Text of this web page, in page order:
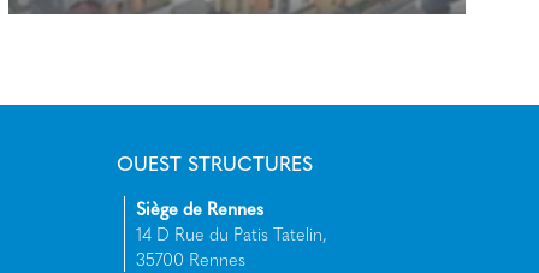
Port Malo SAINT-MALO (35)
OUEST STRUCTURES
Siège de Rennes
14 D Rue du Patis Tatelin,
35700 Rennes